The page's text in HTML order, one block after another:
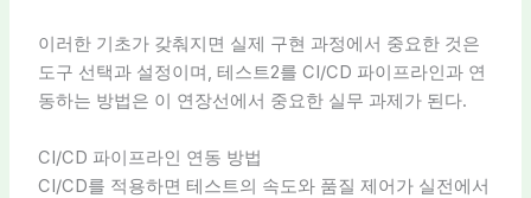
이러한 기초가 갖춰지면 실제 구현 과정에서 중요한 것은
도구 선택과 설정이며, 테스트2를 CI/CD 파이프라인과 연
동하는 방법은 이 연장선에서 중요한 실무 과제가 된다.
CI/CD 파이프라인 연동 방법
CI/CD를 적용하면 테스트의 속도와 품질 제어가 실전에서